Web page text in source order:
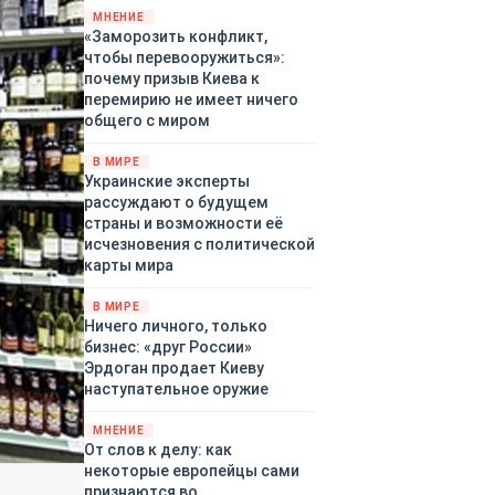
территориями Белгородской,
Брянской, Владимирской,
Воронежской, Калужской,
Курской, Липецкой,
Орловской, Ростовской,
Рязанской, Самарской,
Тульской областей,
Московского региона,
Республики Крым, Республики
Татарстан, Краснодарского
края и над акваториями
МНЕНИЕ
«Заморозить конфликт,
чтобы перевооружиться»:
почему призыв Киева к
перемирию не имеет ничего
общего с миром
В МИРЕ
Украинские эксперты
рассуждают о будущем
страны и возможности её
исчезновения с политической
карты мира
В МИРЕ
Ничего личного, только
бизнес: «друг России»
Эрдоган продает Киеву
наступательное оружие
МНЕНИЕ
От слов к делу: как
некоторые европейцы сами